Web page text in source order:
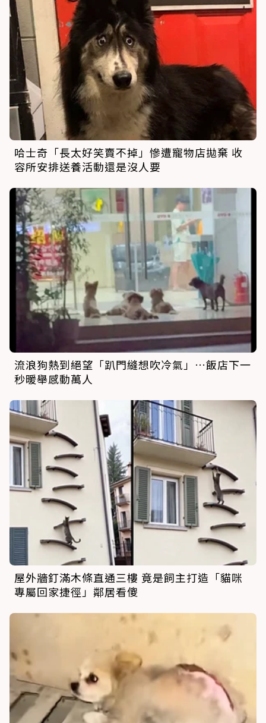
哈士奇「長太好笑賣不掉」慘遭寵物店拋棄 收
容所安排送養活動還是沒人要
流浪狗熱到絕望「趴門縫想吹冷氣」…飯店下一
秒暖舉感動萬人
屋外牆釘滿木條直通三樓 竟是飼主打造「貓咪
專屬回家捷徑」鄰居看傻